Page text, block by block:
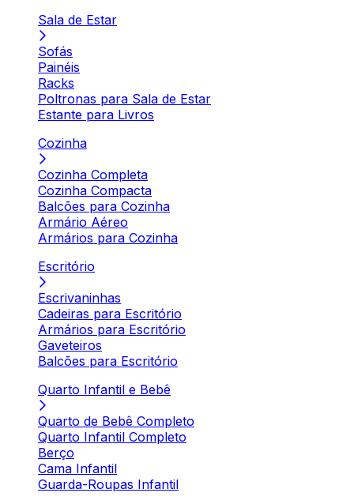
Sala de Estar
Sofás
Painéis
Racks
Poltronas para Sala de Estar
Estante para Livros
Cozinha
Cozinha Completa
Cozinha Compacta
Balcões para Cozinha
Armário Aéreo
Armários para Cozinha
Escritório
Escrivaninhas
Cadeiras para Escritório
Armários para Escritório
Gaveteiros
Balcões para Escritório
Quarto Infantil e Bebê
Quarto de Bebê Completo
Quarto Infantil Completo
Berço
Cama Infantil
Guarda-Roupas Infantil